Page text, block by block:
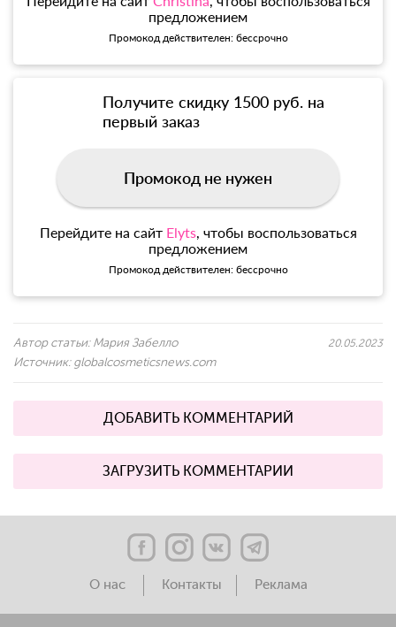
предложением
Промокод действителен: бессрочно
Получите скидку 1500 руб. на
первый заказ
Промокод не нужен
Перейдите на сайт Elyts, чтобы воспользоваться
предложением
Промокод действителен: бессрочно
Автор статьи: Мария Забелло
Источник: globalcosmeticsnews.com
20.05.2023
ДОБАВИТЬ КОММЕНТАРИЙ
ЗАГРУЗИТЬ КОММЕНТАРИИ
О нас Контакты Реклама